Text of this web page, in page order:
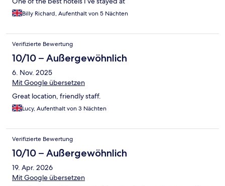
Billy Richard, Aufenthalt von 5 Nächten
Verifizierte Bewertung
10/10 – Außergewöhnlich
6. Nov. 2025
Mit Google übersetzen
Great location, friendly staff.
Lucy, Aufenthalt von 3 Nächten
Verifizierte Bewertung
10/10 – Außergewöhnlich
19. Apr. 2026
Mit Google übersetzen